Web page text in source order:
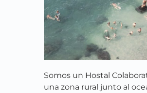
Somos un Hostal
una zona rural junto al